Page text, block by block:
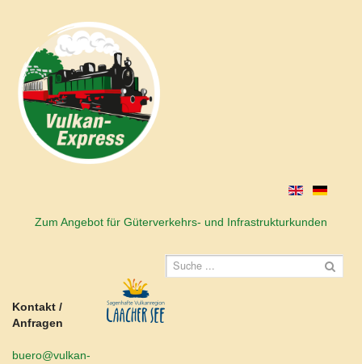
Zum Angebot für Güterverkehrs- und Infrastrukturkunden
Kontakt /
Anfragen
buero@vulkan-